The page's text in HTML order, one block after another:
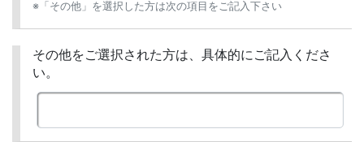
※「その他」を選択した方は次の項目をご記入下さい
その他をご選択された方は、具体的にご記入くださ
い。